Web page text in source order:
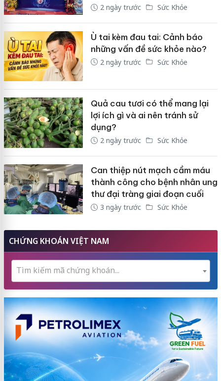
2 ngày trước Sức Khỏe
Ù tai kèm đau tai: Cảnh báo
những vấn đề sức khỏe nào?
2 ngày trước Sức Khỏe
Quả cau tươi có thể mang lại
lợi ích gì và ai nên tránh sử
dụng?
2 ngày trước Sức Khỏe
Can thiệp nút mạch cầm máu
thành công cho bệnh nhân ung
thư đại tràng giai đoạn cuối
3 ngày trước Sức Khỏe
CHỨNG KHOÁN VIỆT NAM
Tìm kiếm mã chứng khoán...